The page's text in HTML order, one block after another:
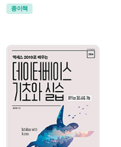
정보시스템 개발
종이책